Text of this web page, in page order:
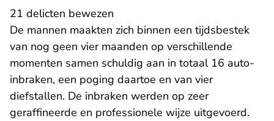
21 delicten bewezen
De mannen maakten zich binnen een tijdsbestek
van nog geen vier maanden op verschillende
momenten samen schuldig aan in totaal 16 auto-
inbraken, een poging daartoe en van vier
diefstallen. De inbraken werden op zeer
geraffineerde en professionele wijze uitgevoerd.